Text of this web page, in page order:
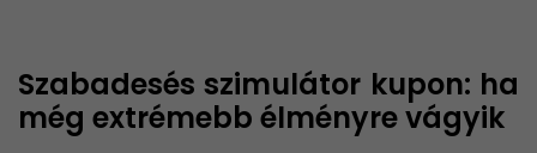
Szabadesés szimulátor kupon: ha
még extrémebb élményre vágyik